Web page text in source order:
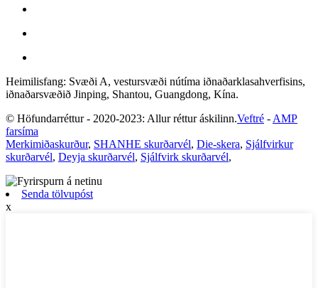
Heimilisfang: Svæði A, vestursvæði nútíma iðnaðarklasahverfisins,
iðnaðarsvæðið Jinping, Shantou, Guangdong, Kína.
© Höfundarréttur - 2020-2023: Allur réttur áskilinn.Veftré - AMP
farsíma
Merkimiðaskurður, SHANHE skurðarvél, Die-skera, Sjálfvirkur
skurðarvél, Deyja skurðarvél, Sjálfvirk skurðarvél,
Senda tölvupóst
x